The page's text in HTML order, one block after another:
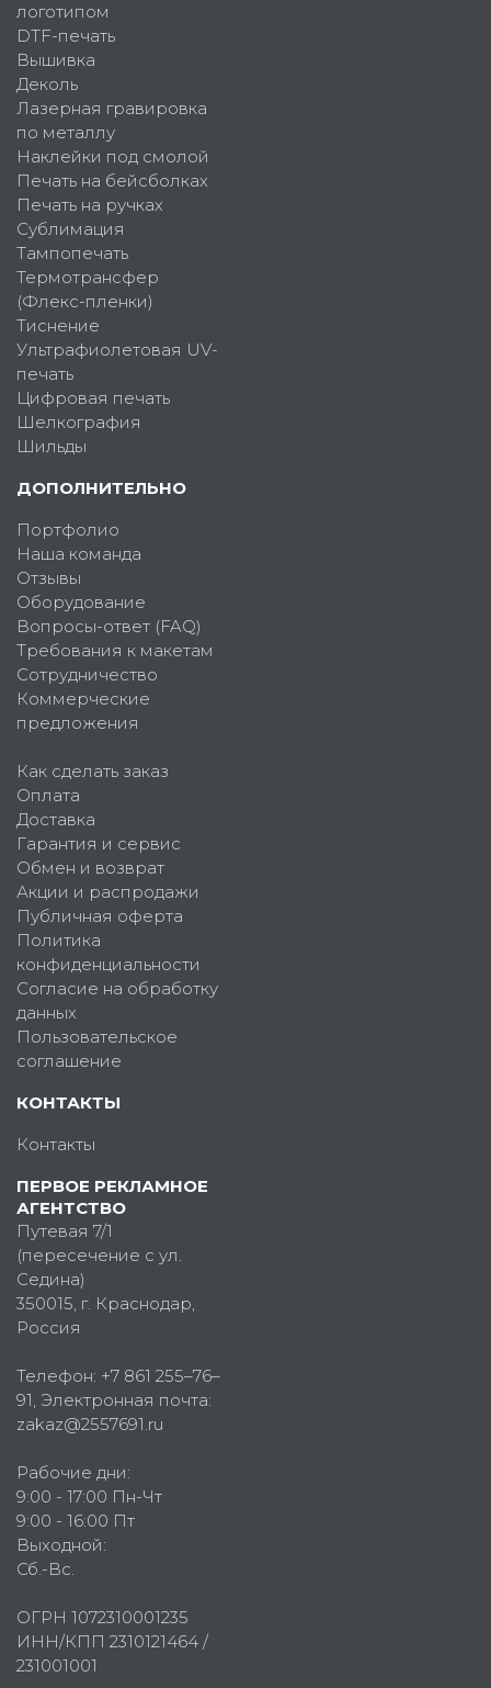
логотипом
DTF-печать
Вышивка
Деколь
Лазерная гравировка
по металлу
Наклейки под смолой
Печать на бейсболках
Печать на ручках
Сублимация
Тампопечать
Термотрансфер
(Флекс-пленки)
Тиснение
Ультрафиолетовая UV-
печать
Цифровая печать
Шелкография
Шильды
ДОПОЛНИТЕЛЬНО
Портфолио
Наша команда
Отзывы
Оборудование
Вопросы-ответ (FAQ)
Требования к макетам
Сотрудничество
Коммерческие
предложения
Как сделать заказ
Оплата
Доставка
Гарантия и сервис
Обмен и возврат
Акции и распродажи
Публичная оферта
Политика
конфиденциальности
Согласие на обработку
данных
Пользовательское
соглашение
КОНТАКТЫ
Контакты
ПЕРВОЕ РЕКЛАМНОЕ
АГЕНТСТВО
Путевая 7/1
(пересечение с ул.
Седина)
350015, г. Краснодар,
Россия
Телефон: +7 861 255–76–
91, Электронная почта:
zakaz@2557691.ru
Рабочие дни:
9:00 - 17:00 Пн-Чт
9:00 - 16:00 Пт
Выходной:
Сб.-Вс.
ОГРН 1072310001235
ИНН/КПП 2310121464 /
231001001